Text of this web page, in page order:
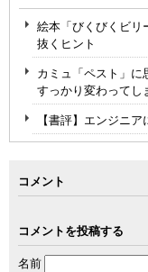
絵本「びくびくビリ
抜くヒント
カミュ「ペスト」に
すっかり変わってし
【書評】エンジニ
コメント
コメントを投稿する
名前